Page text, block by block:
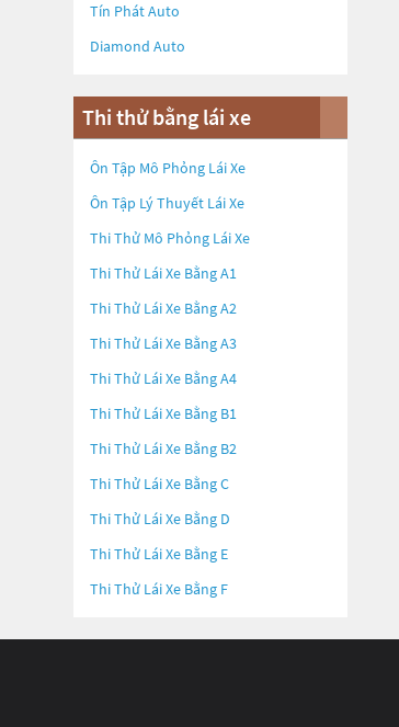
Tín Phát Auto
Diamond Auto
Thi thử bằng lái xe
Ôn Tập Mô Phỏng Lái Xe
Ôn Tập Lý Thuyết Lái Xe
Thi Thử Mô Phỏng Lái Xe
Thi Thử Lái Xe Bằng A1
Thi Thử Lái Xe Bằng A2
Thi Thử Lái Xe Bằng A3
Thi Thử Lái Xe Bằng A4
Thi Thử Lái Xe Bằng B1
Thi Thử Lái Xe Bằng B2
Thi Thử Lái Xe Bằng C
Thi Thử Lái Xe Bằng D
Thi Thử Lái Xe Bằng E
Thi Thử Lái Xe Bằng F